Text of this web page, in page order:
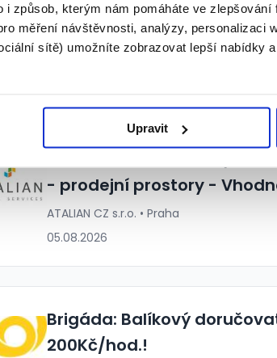
i způsob, kterým nám pomáháte ve
měření návštěvnosti, analýzy, personalizaci
sítě) umožníte zobrazovat lepší nabídky
Upravit
Brigáda na prodejně/ve
INDEX NOSLUŠ s.r.o. • Praha
- prodejní prostory -
ATALIAN CZ s.r.o. • Praha
05.08.2026
Brigáda: Balíkový
200Kč/hod.!